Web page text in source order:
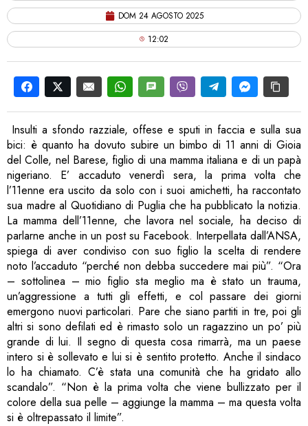
DOM 24 AGOSTO 2025
12:02
Insulti a sfondo razziale, offese e sputi in faccia e sulla sua
bici: è quanto ha dovuto subire un bimbo di 11 anni di Gioia
del Colle, nel Barese, figlio di una mamma italiana e di un papà
nigeriano. E’ accaduto venerdì sera, la prima volta che
l’11enne era uscito da solo con i suoi amichetti, ha raccontato
sua madre al Quotidiano di Puglia che ha pubblicato la notizia.
La mamma dell’11enne, che lavora nel sociale, ha deciso di
parlarne anche in un post su Facebook. Interpellata dall’ANSA,
spiega di aver condiviso con suo figlio la scelta di rendere
noto l’accaduto “perché non debba succedere mai più”. “Ora
– sottolinea – mio figlio sta meglio ma è stato un trauma,
un’aggressione a tutti gli effetti, e col passare dei giorni
emergono nuovi particolari. Pare che siano partiti in tre, poi gli
altri si sono defilati ed è rimasto solo un ragazzino un po’ più
grande di lui. Il segno di questa cosa rimarrà, ma un paese
intero si è sollevato e lui si è sentito protetto. Anche il sindaco
lo ha chiamato. C’è stata una comunità che ha gridato allo
scandalo”. “Non è la prima volta che viene bullizzato per il
colore della sua pelle – aggiunge la mamma – ma questa volta
si è oltrepassato il limite”.